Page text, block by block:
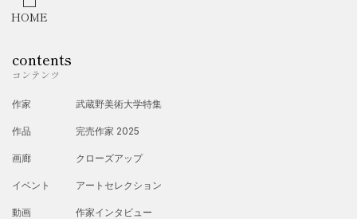
HOME
contents
コンテンツ
作家
作品
画廊
イベント
動画
武蔵野美術大学特集
完売作家 2025
クローズアップ
アートセレクション
作家インタビュー